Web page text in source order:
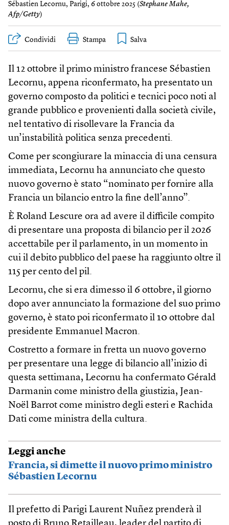
Sébastien Lecornu, Parigi, 6 ottobre 2025 (Stephane Mahe,
Afp/Getty)
Condividi Stampa
Il 12 ottobre il primo ministro francese Sébastien
Lecornu, appena riconfermato, ha presentato un
governo composto da politici e tecnici poco noti al
grande pubblico e provenienti dalla società civile,
nel tentativo di risollevare la Francia da
un’instabilità politica senza precedenti.
Come per scongiurare la minaccia di una censura
immediata, Lecornu ha annunciato che questo
nuovo governo è stato “nominato per fornire alla
Francia un bilancio entro la fine dell’anno”.
È Roland Lescure ora ad avere il difficile compito
di presentare una proposta di bilancio per il 2026
accettabile per il parlamento, in un momento in
cui il debito pubblico del paese ha raggiunto oltre il
115 per cento del pil.
Lecornu, che si era dimesso il 6 ottobre, il giorno
dopo aver annunciato la formazione del suo primo
governo, è stato poi riconfermato il 10 ottobre dal
presidente Emmanuel Macron.
Costretto a formare in fretta un nuovo governo
per presentare una legge di bilancio all’inizio di
questa settimana, Lecornu ha confermato Gérald
Darmanin come ministro della giustizia, Jean-
Noël Barrot come ministro degli esteri e Rachida
Dati come ministra della cultura.
Leggi anche
Francia, si dimette il nuovo primo ministro
Sébastien Lecornu
Il prefetto di Parigi Laurent Nuñez prenderà il